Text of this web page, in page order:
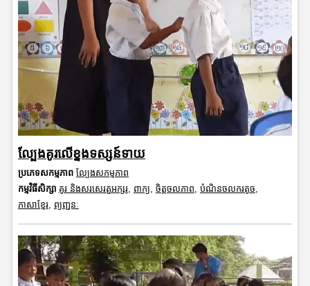
ល្បែងគូរលើខ្នងទស្សន៍ទាយ
ប្រភេទសកម្មភាព ល្បែងសកម្មភាព
កម្មវិធីសិក្សា គូរ និងសរសេរតួអក្សរ, ពាក្យ ចិត្តចលភាព បំណិនចលករតូច
ភាសាខ្មែរ, ព្យញ្ជនៈ